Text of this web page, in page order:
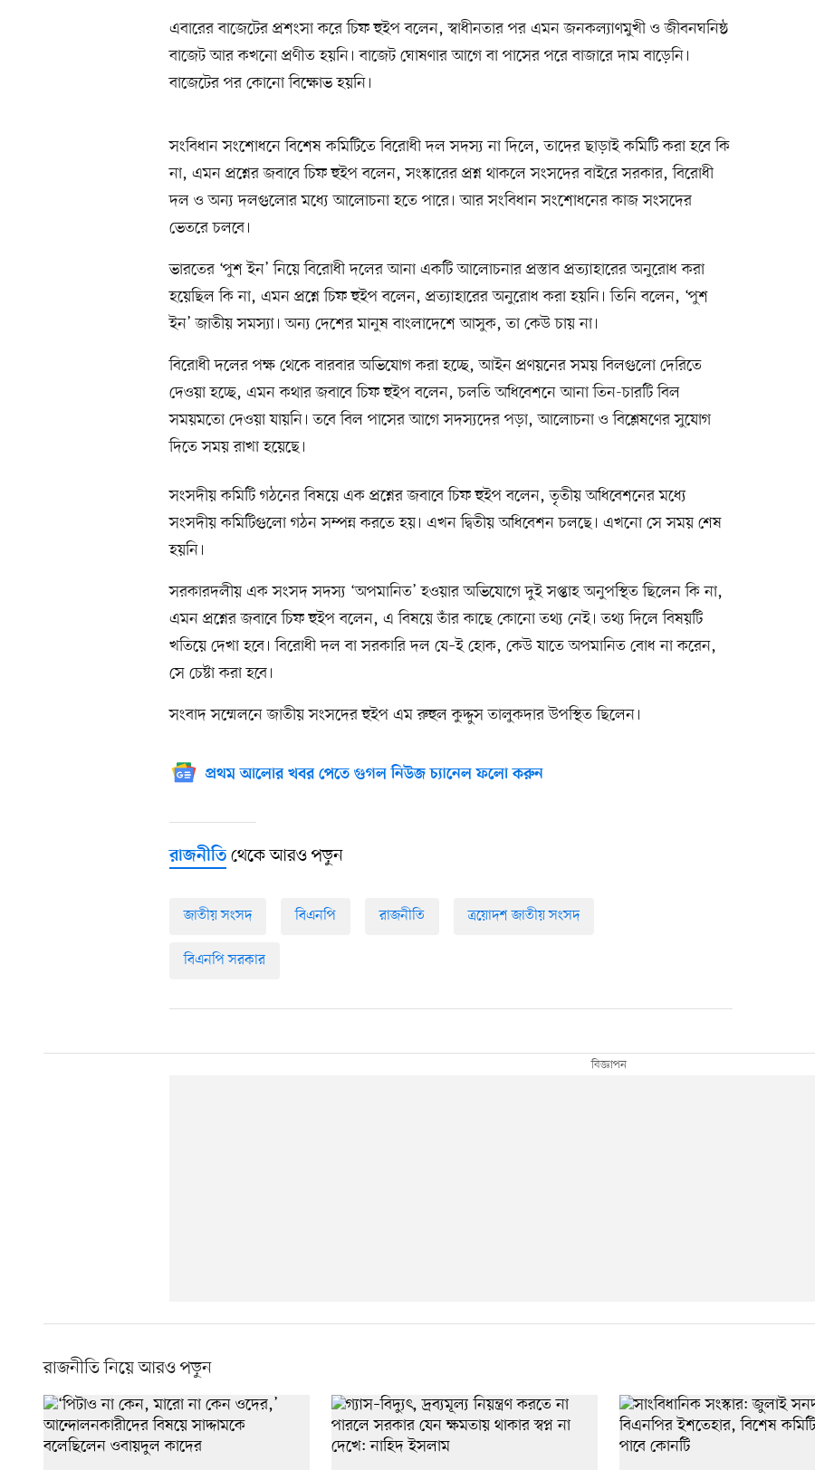
এবারের বাজেটের প্রশংসা করে চিফ হুইপ বলেন, স্বাধীনতার পর এমন জনকল্যাণমুখী ও জীবনঘনিষ্ঠ
বাজেট আর কখনো প্রণীত হয়নি। বাজেট ঘোষণার আগে বা পাসের পরে বাজারে দাম বাড়েনি।
বাজেটের পর কোনো বিক্ষোভ হয়নি।
সংবিধান সংশোধনে বিশেষ কমিটিতে বিরোধী দল সদস্য না দিলে, তাদের ছাড়াই কমিটি করা হবে কি
না, এমন প্রশ্নের জবাবে চিফ হুইপ বলেন, সংস্কারের প্রশ্ন থাকলে সংসদের বাইরে সরকার, বিরোধী
দল ও অন্য দলগুলোর মধ্যে আলোচনা হতে পারে। আর সংবিধান সংশোধনের কাজ সংসদের
ভেতরে চলবে।
ভারতের ‘পুশ ইন’ নিয়ে বিরোধী দলের আনা একটি আলোচনার প্রস্তাব প্রত্যাহারের অনুরোধ করা
হয়েছিল কি না, এমন প্রশ্নে চিফ হুইপ বলেন, প্রত্যাহারের অনুরোধ করা হয়নি। তিনি বলেন, ‘পুশ
ইন’ জাতীয় সমস্যা। অন্য দেশের মানুষ বাংলাদেশে আসুক, তা কেউ চায় না।
বিরোধী দলের পক্ষ থেকে বারবার অভিযোগ করা হচ্ছে, আইন প্রণয়নের সময় বিলগুলো দেরিতে
দেওয়া হচ্ছে, এমন কথার জবাবে চিফ হুইপ বলেন, চলতি অধিবেশনে আনা তিন-চারটি বিল
সময়মতো দেওয়া যায়নি। তবে বিল পাসের আগে সদস্যদের পড়া, আলোচনা ও বিশ্লেষণের সুযোগ
দিতে সময় রাখা হয়েছে।
সংসদীয় কমিটি গঠনের বিষয়ে এক প্রশ্নের জবাবে চিফ হুইপ বলেন, তৃতীয় অধিবেশনের মধ্যে
সংসদীয় কমিটিগুলো গঠন সম্পন্ন করতে হয়। এখন দ্বিতীয় অধিবেশন চলছে। এখনো সে সময় শেষ
হয়নি।
সরকারদলীয় এক সংসদ সদস্য ‘অপমানিত’ হওয়ার অভিযোগে দুই সপ্তাহ অনুপস্থিত ছিলেন কি না,
এমন প্রশ্নের জবাবে চিফ হুইপ বলেন, এ বিষয়ে তাঁর কাছে কোনো তথ্য নেই। তথ্য দিলে বিষয়টি
খতিয়ে দেখা হবে। বিরোধী দল বা সরকারি দল যে–ই হোক, কেউ যাতে অপমানিত বোধ না করেন,
সে চেষ্টা করা হবে।
সংবাদ সম্মেলনে জাতীয় সংসদের হুইপ এম রুহুল কুদ্দুস তালুকদার উপস্থিত ছিলেন।
প্রথম আলোর খবর পেতে গুগল নিউজ চ্যানেল ফলো করুন
রাজনীতি থেকে আরও পড়ুন
জাতীয় সংসদ বিএনপি রাজনীতি ত্রয়োদশ জাতীয় সংসদ
বিএনপি সরকার
রাজনীতি নিয়ে আরও পড়ুন